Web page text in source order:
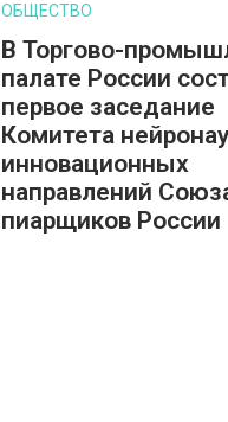
ОБЩЕСТВО
В Торгово-
палате России
первое заседание
Комитета
инновационных
направлений
пиарщиков России